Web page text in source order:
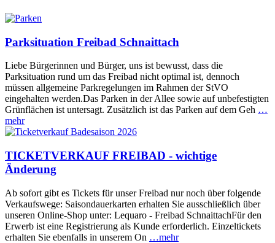
Parksituation Freibad Schnaittach
Liebe Bürgerinnen und Bürger, uns ist bewusst, dass die
Parksituation rund um das Freibad nicht optimal ist, dennoch
müssen allgemeine Parkregelungen im Rahmen der StVO
eingehalten werden.Das Parken in der Allee sowie auf unbefestigten
Grünflächen ist untersagt. Zusätzlich ist das Parken auf dem Geh …
mehr
TICKETVERKAUF FREIBAD - wichtige
Änderung
Ab sofort gibt es Tickets für unser Freibad nur noch über folgende
Verkaufswege: Saisondauerkarten erhalten Sie ausschließlich über
unseren Online-Shop unter: Lequaro - Freibad SchnaittachFür den
Erwerb ist eine Registrierung als Kunde erforderlich. Einzeltickets
erhalten Sie ebenfalls in unserem On …mehr